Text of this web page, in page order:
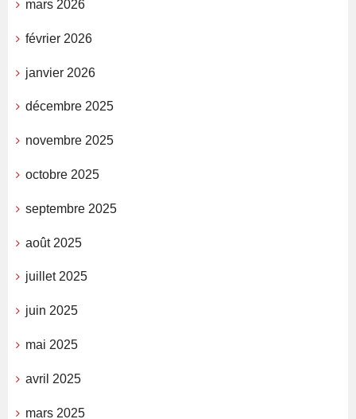
mars 2026
février 2026
janvier 2026
décembre 2025
novembre 2025
octobre 2025
septembre 2025
août 2025
juillet 2025
juin 2025
mai 2025
avril 2025
mars 2025